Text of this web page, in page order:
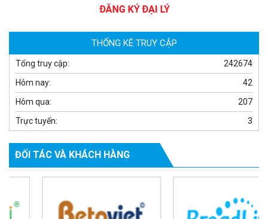
2.060.000 đ 1.469.000 đ
THỐNG KÊ TRUY CẬP
242674
Tổng truy cập:
42
Hôm nay:
207
Hôm qua:
3
Trực tuyến:
ĐỐI TÁC VÀ KHÁCH HÀNG